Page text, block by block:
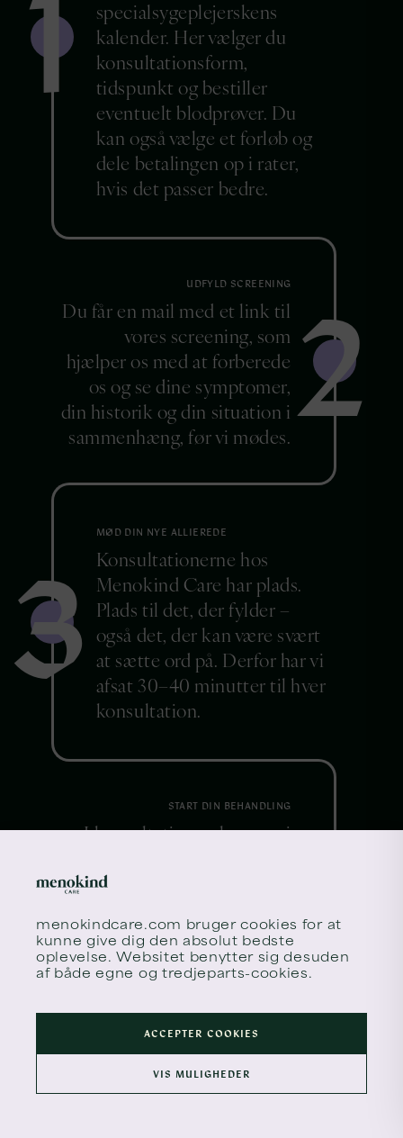
menokindcare.com bruger cookies for at
kunne give dig den absolut bedste
oplevelse. Websitet benytter sig desuden
af både egne og tredjeparts-cookies.
ACCEPTER COOKIES
VIS MULIGHEDER
specialsygeplejerskens
kalender. Her vælger du
konsultationsform,
tidspunkt og bestiller
eventuelt blodprøver. Du
kan også vælge et forløb og
dele betalingen op i rater,
hvis det passer bedre.
2
UDFYLD SCREENING
Du får en mail med et link til
vores screening, som
hjælper os med at forberede
os og se dine symptomer,
din historik og din situation i
sammenhæng, før vi mødes.
3 MØD DIN NYE ALLIEREDE
Konsultationerne hos
Menokind Care har plads.
Plads til det, der fylder –
også det, der kan være svært
at sætte ord på. Derfor har vi
afsat 30–40 minutter til hver
konsultation.
4
START DIN BEHANDLING
I konsultationen lægger vi
dine ønsker. Hvis det er
relevant, kan vores læger
udskrive recepter, og vi kan
henvise til ultralyd eller
andre undersøgelser.